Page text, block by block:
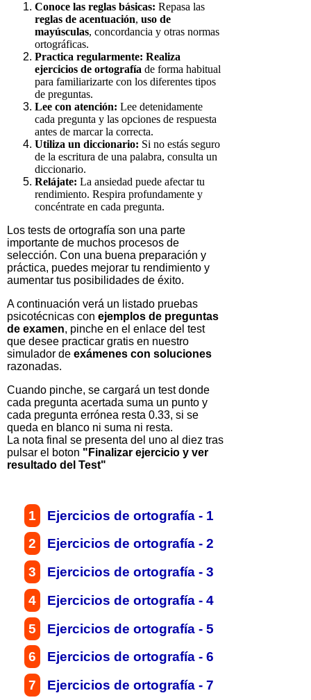
Conoce las reglas básicas: Repasa las
reglas de acentuación, uso de
mayúsculas, concordancia y otras normas
ortográficas.
Practica regularmente: Realiza
ejercicios de ortografía de forma habitual
para familiarizarte con los diferentes tipos
de preguntas.
Lee con atención: Lee detenidamente
cada pregunta y las opciones de respuesta
antes de marcar la correcta.
Utiliza un diccionario: Si no estás seguro
de la escritura de una palabra, consulta un
diccionario.
Relájate: La ansiedad puede afectar tu
rendimiento. Respira profundamente y
concéntrate en cada pregunta.
Los tests de ortografía son una parte
importante de muchos procesos de
selección. Con una buena preparación y
práctica, puedes mejorar tu rendimiento y
aumentar tus posibilidades de éxito.
A continuación verá un listado pruebas
psicotécnicas con ejemplos de preguntas
de examen, pinche en el enlace del test
que desee practicar gratis en nuestro
simulador de exámenes con soluciones
razonadas.
Cuando pinche, se cargará un test donde
cada pregunta acertada suma un punto y
cada pregunta errónea resta 0.33, si se
queda en blanco ni suma ni resta.
La nota final se presenta del uno al diez tras
pulsar el boton "Finalizar ejercicio y ver
resultado del Test"
1 Ejercicios de ortografía - 1
2
Ejercicios de ortografía -2
3
Ejercicios de ortografía -3
4
Ejercicios de ortografía -4
5
Ejercicios de ortografía -5
6
Ejercicios de ortografía -6
7
Ejercicios de ortografía -7